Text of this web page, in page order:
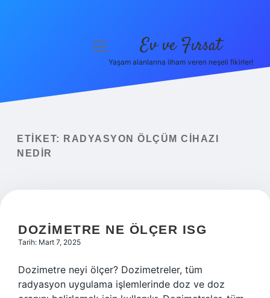
Yasal Uyarı
menüyü
Ev ve Fırsat
Yaşam alanlarına ilham veren neşeli fikirler!
ETIKET:
RADYASYON ÖLÇÜM CIHAZI
NEDIR
DOZIMETRE NE ÖLÇER ISG
Tarih: Mart 7, 2025
Dozimetre neyi ölçer? Dozimetreler, tüm
radyasyon uygulama işlemlerinde doz ve doz